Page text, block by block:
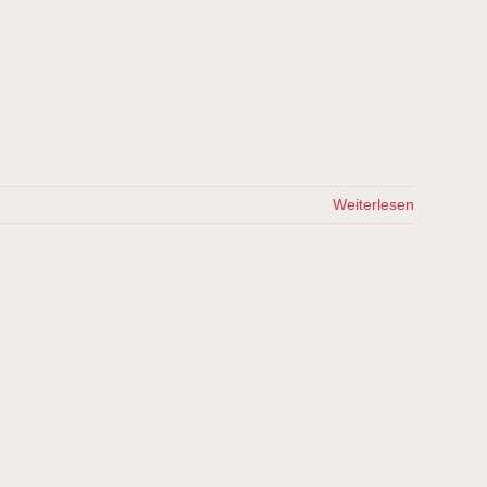
Weiterlesen